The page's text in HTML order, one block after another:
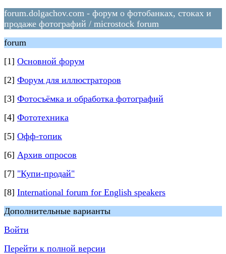
forum.dolgachov.com - форум о фотобанках, стоках и
продаже фотографий / microstock forum
forum
[1] Основной форум
[2] Форум для иллюстраторов
[3] Фотосъёмка и обработка фотографий
[4] Фототехника
[5] Офф-топик
[6] Архив опросов
[7] "Купи-продай"
[8] International forum for English speakers
Дополнительные варианты
Войти
Перейти к полной версии